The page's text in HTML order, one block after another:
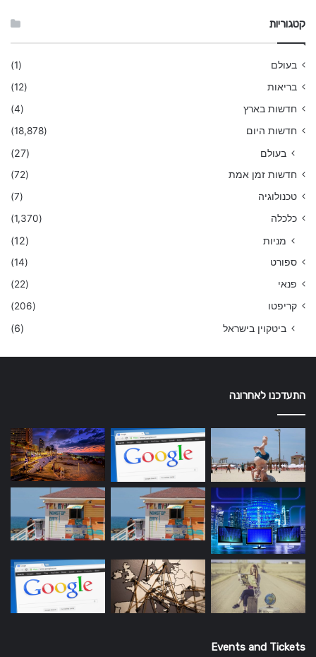
קטגוריות
בעולם
(1)
בריאות
(12)
חדשות בארץ
(4)
חדשות היום
(18,878)
בעולם (27)
חדשות זמן אמת
(72)
טכנולוגיה
(7)
כלכלה
(1,370)
מניות (12)
ספורט
(14)
פנאי
(22)
קריפטו
(206)
ביטקוין בישראל (6)
התעדכנו לאחרונה
Events and Tickets